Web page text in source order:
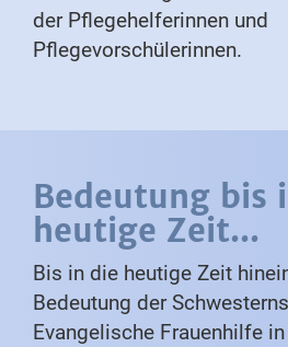
der Pflegehelferinnen und
Pflegevorschülerinnen.
Bedeutung bis
heutige Zeit...
Bis in die heutige Zeit
Bedeutung der
Evangelische Frauenhilfe